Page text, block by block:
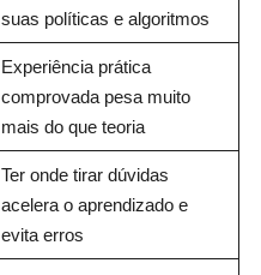
suas políticas e algoritmos
Experiência prática
comprovada pesa muito
mais do que teoria
Ter onde tirar dúvidas
acelera o aprendizado e
evita erros